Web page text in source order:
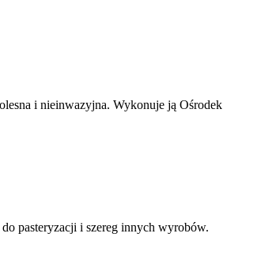
i nieinwazyjna. Wykonuje ją Ośrodek
pasteryzacji i szereg innych wyrobów.